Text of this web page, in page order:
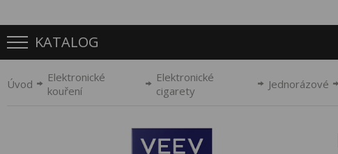
KATALOG
Úvod
Elektronické
kouření
Elektronické
cigarety
Jednorázové